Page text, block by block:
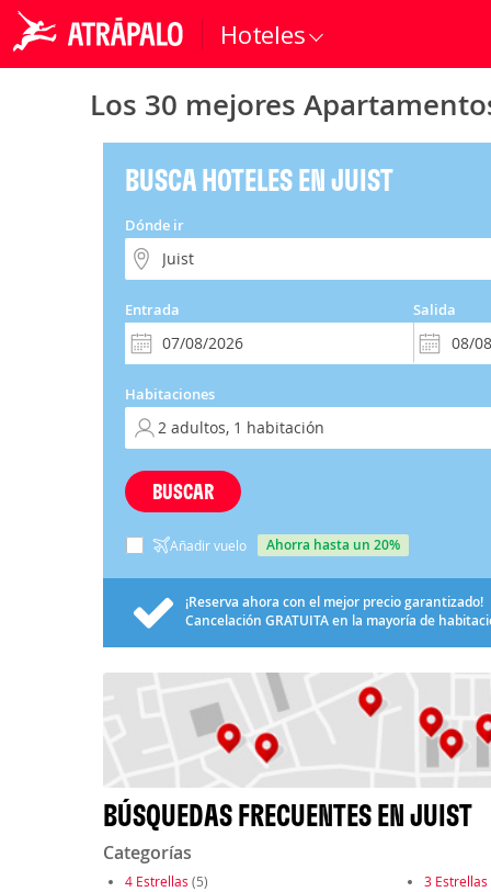
Hoteles
Los 30 mejores
BUSCA HOTELES EN JUIST
Dónde ir
Entrada Salida
Habitaciones
BUSCAR
Añadir vuelo ahorra hasta un 20%
¡Reserva ahora con el mejor precio garantizado!
Cancelación GRATUITAen la mayoría de
BÚSQUEDAS FRECUENTES EN JUIST
Categorías
4 Estrellas (5) 3 Estrellas